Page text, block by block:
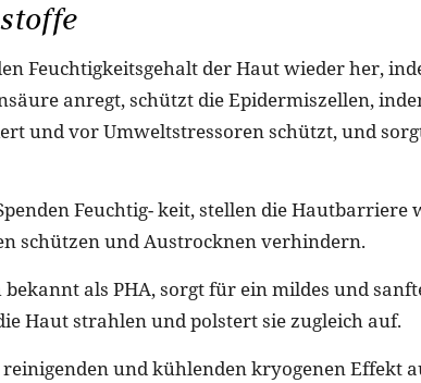
Feuchtigkeitsgehalt der Haut wieder her,
anregt, schützt die Epidermiszellen,
und vor Umweltstressoren schützt, und
Feuchtig- keit, stellen die Hautbarriere
schützen und Austrocknen verhindern.
bekannt als PHA, sorgt für ein mildes und
Haut strahlen und polstert sie zugleich auf.
und kühlenden kryogenen Effekt